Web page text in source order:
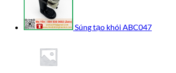
Súng tạo khói ABC047